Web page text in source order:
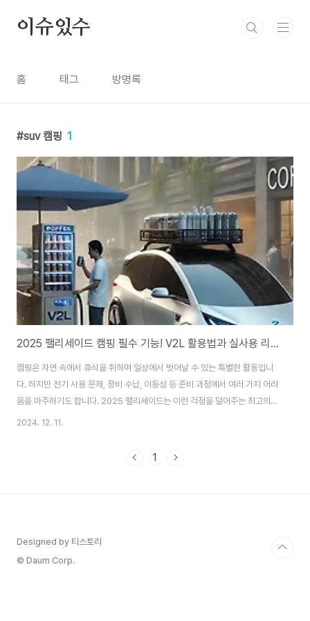
이슈있수
홈 태그 방명록
suv 캠핑 1
2025 팰리세이드 캠핑 필수 기능! V2L 활용법과 실사용 리뷰 🔌⛺️
캠핑은 자연 속에서 휴식을 취하며 일상에서 벗어날 수 있는 특별한 활동입니
다. 하지만 전기 사용 문제, 장비 수납, 이동성 등 준비 과정에서 여러 가지 어려
움을 마주하기도 합니다. 2025 팰리세이드는 이런 걱정을 덜어주는 최고의
캠핑 동반자로 자리 잡고 있습니다. 특히, V2L(Vehicle to Load) 기능은 캠
줍니다.이번 글에서는 팰리세이드의 캠핑 필수 기능, V2L의 활용법, 그리고 실
2024. 12. 11.
1
Designed by 티스토리
© Daum Corp.